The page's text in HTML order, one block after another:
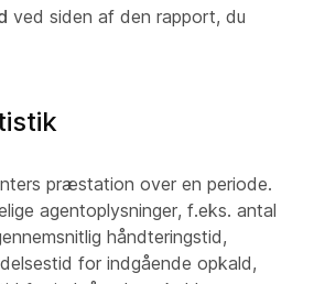
ved siden af den rapport, du
præstation over en periode.
agentoplysninger, f.eks. antal
håndteringstid,
for indgående opkald,